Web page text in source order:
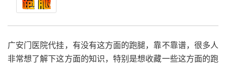
广安门医院代挂，有没有这方面的跑腿，靠不靠谱，很多人
非常想了解下这方面的知识，特别是想收藏一些这方面的跑